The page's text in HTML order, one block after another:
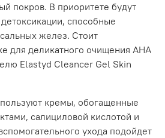
покров. В приоритете будут
способные
желез. Стоит
для деликатного очищения AHA
Elastyd Cleancer Gel Skin
кремы, обогащенные
салициловой кислотой и
ухода подойдет